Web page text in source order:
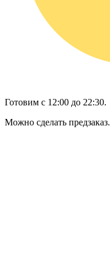
Готовим с 12:00 до 22:30.
Можно сделать предзаказ.